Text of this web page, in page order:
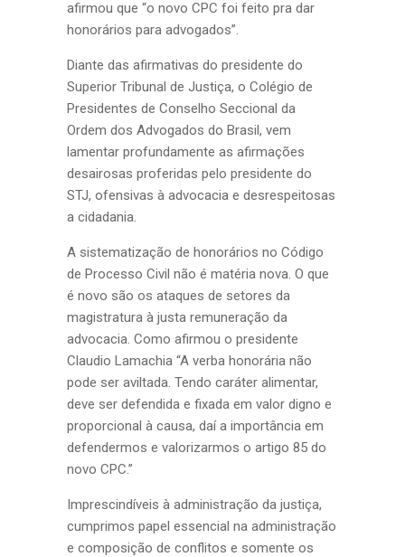
afirmou que “o novo CPC foi feito pra dar
honorários para advogados”.
Diante das afirmativas do presidente do
Superior Tribunal de Justiça, o Colégio de
Presidentes de Conselho Seccional da
Ordem dos Advogados do Brasil, vem
lamentar profundamente as afirmações
desairosas proferidas pelo presidente do
STJ, ofensivas à advocacia e desrespeitosas
a cidadania.
A sistematização de honorários no Código
de Processo Civil não é matéria nova. O que
é novo são os ataques de setores da
magistratura à justa remuneração da
advocacia. Como afirmou o presidente
Claudio Lamachia “A verba honorária não
pode ser aviltada. Tendo caráter alimentar,
deve ser defendida e fixada em valor digno e
proporcional à causa, daí a importância em
defendermos e valorizarmos o artigo 85 do
novo CPC.”
Imprescindíveis à administração da justiça,
cumprimos papel essencial na administração
e composição de conflitos e somente os